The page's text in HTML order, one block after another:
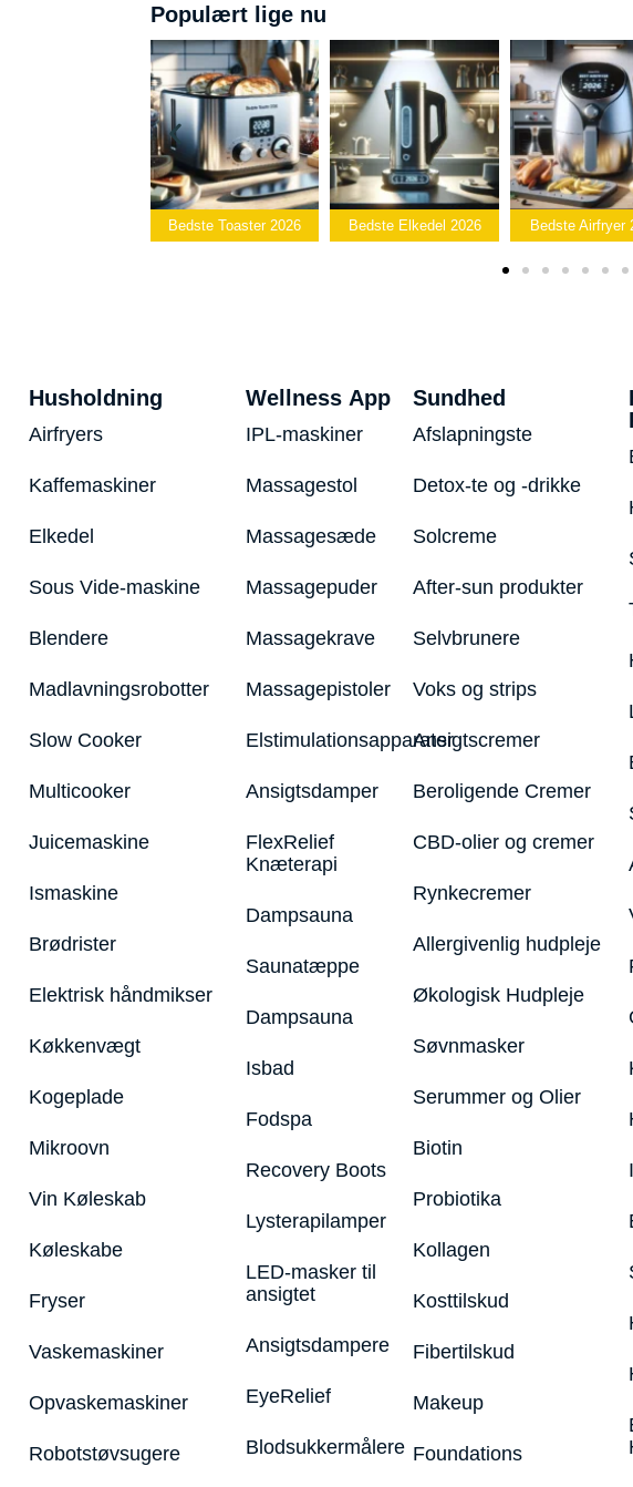
Populært lige nu
Bedste Elkedel 2026 Bedste Airfryer 2026
Bedste
Popcornmaskine
Husholdning
Airfryers
Kaffemaskiner
Elkedel
Sous Vide-maskine
Blendere
Madlavningsrobotter
Slow Cooker
Multicooker
Juicemaskine
Ismaskine
Brødrister
Elektrisk håndmikser
Køkkenvægt
Kogeplade
Mikroovn
Vin Køleskab
Køleskabe
Fryser
Vaskemaskiner
Opvaskemaskiner
Robotstøvsugere
Wellness App
IPL-maskiner
Massagestol
Massagesæde
Massagepuder
Massagekrave
Massagepistoler
Elstimulationsapparater
Ansigtsdamper
FlexRelief
Knæterapi
Dampsauna
Saunatæppe
Dampsauna
Isbad
Fodspa
Recovery Boots
Lysterapilamper
LED-masker til
ansigtet
Ansigtsdampere
EyeRelief
Blodsukkermålere
Sundhed
Afslapningste
Detox-te og -drikke
Solcreme
After-sun produkter
Selvbrunere
Voks og strips
Ansigtscremer
Beroligende Cremer
CBD-olier og cremer
Rynkecremer
Allergivenlig hudpleje
Økologisk Hudpleje
Søvnmasker
Serummer og Olier
Biotin
Probiotika
Kollagen
Kosttilskud
Fibertilskud
Makeup
Foundations